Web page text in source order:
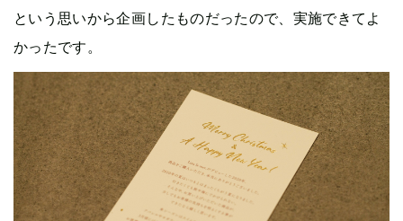
という思いから企画したものだったので、実施できてよ
かったです。